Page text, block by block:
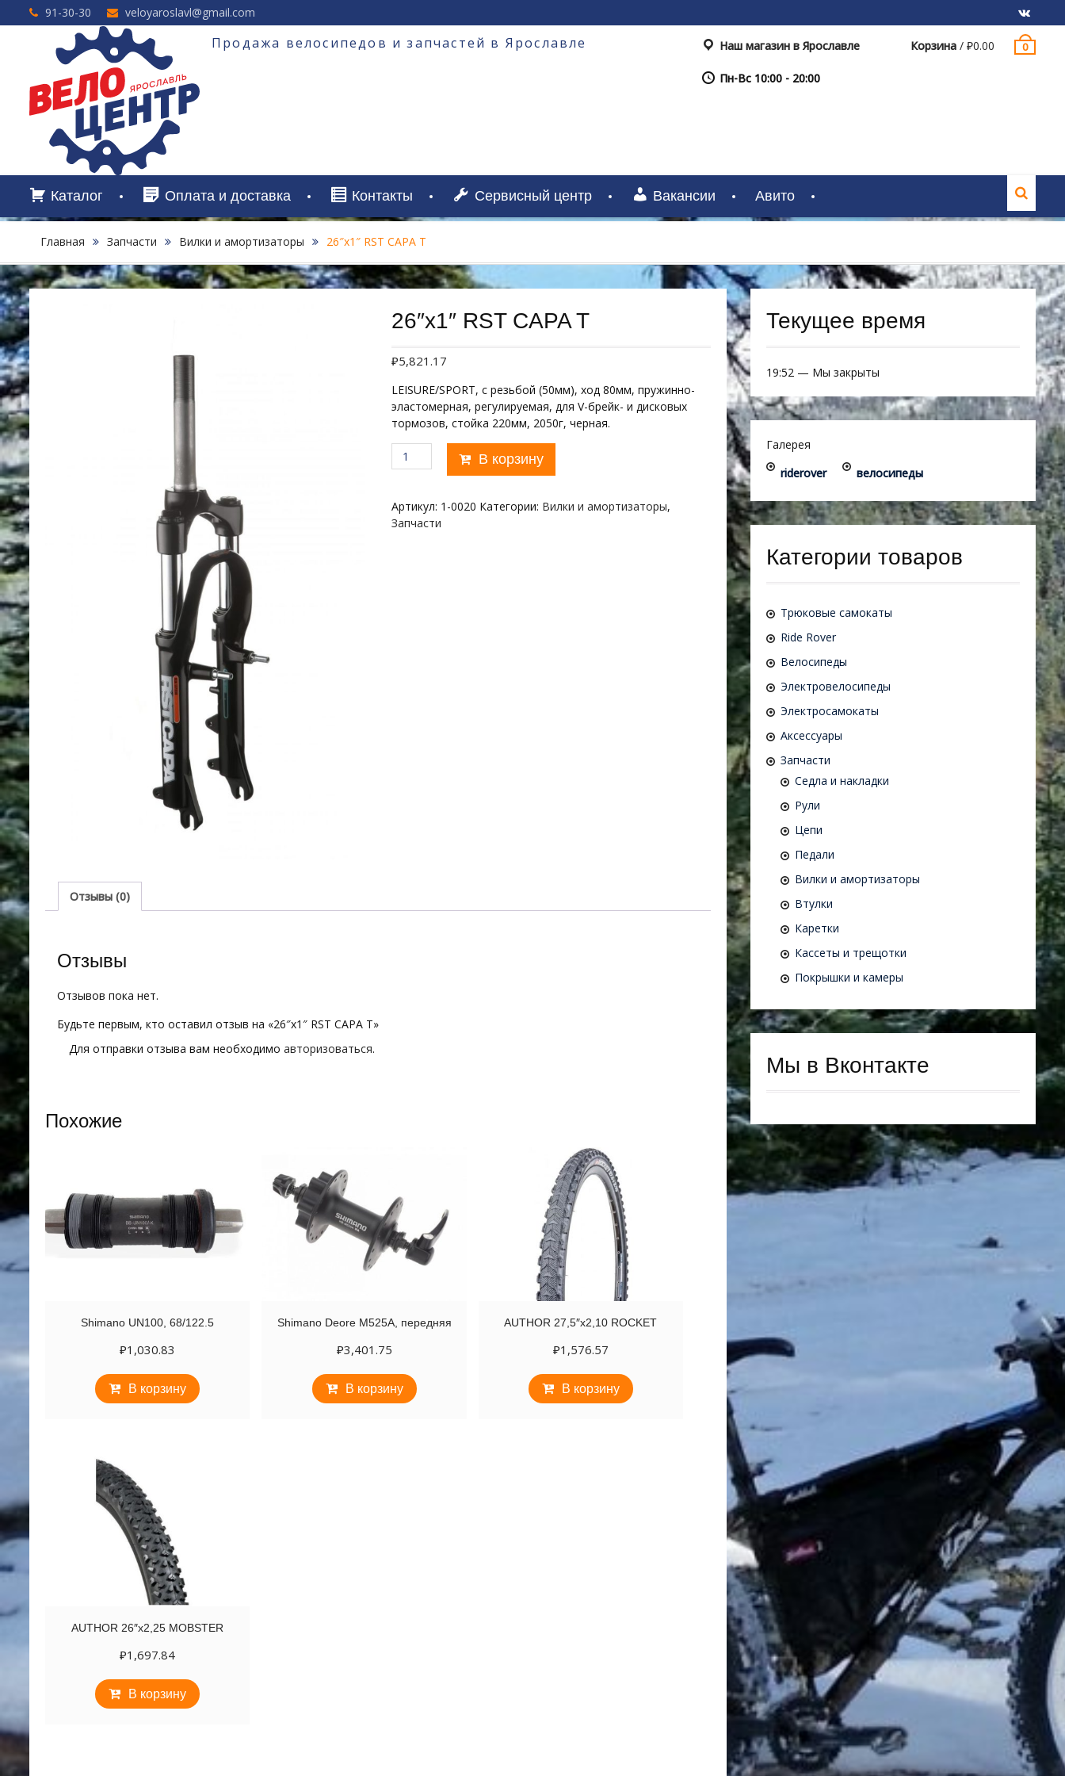
Перейти
к
91-30-30 veloyaroslavl@gmail.com
VK
Продажа велосипедов и запчастей в Ярославле Корзина / ₽0.00 0
Наш магазин в Ярославле
Пн-Вс 10:00 - 20:00
Каталог Оплата и доставка Контакты Сервисный центр Вакансии Авито
Главная Запчасти Вилки и амортизаторы 26″х1″ RST CAPA T
26″х1″ RST CAPA T
₽5,821.17
LEISURE/SPORT, с резьбой (50мм), ход 80мм, пружинно-
эластомерная, регулируемая, для V-брейк- и дисковых
тормозов, стойка 220мм, 2050г, черная.
Количество
товара
RST
CAPA
В корзину
Артикул: 1-0020 Категории: Вилки и амортизаторы,
Запчасти
Отзывы (0)
Отзывы
Отзывов пока нет.
Будьте первым, кто оставил отзыв на «26″х1″ RST CAPA T»
Для отправки отзыва вам необходимо авторизоваться.
Похожие
Shimano UN100, 68/122.5
₽1,030.83
В корзину
Shimano Deore M525A, передняя
₽3,401.75
В корзину
AUTHOR 27,5″х2,10 ROCKET
₽1,576.57
В корзину
AUTHOR 26″х2,25 MOBSTER
₽1,697.84
В корзину
Текущее время
19:52 — Мы закрыты
Галерея
riderover
велосипеды
Категории товаров
Трюковые самокаты
Ride Rover
Велосипеды
Электровелосипеды
Электросамокаты
Аксессуары
Запчасти
Седла и накладки
Рули
Цепи
Педали
Вилки и амортизаторы
Втулки
Каретки
Кассеты и трещотки
Покрышки и камеры
Мы в Вконтакте